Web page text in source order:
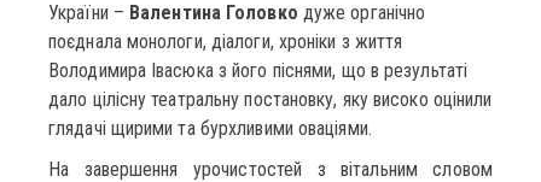
України – Валентина Головко дуже органічно
поєднала монологи, діалоги, хроніки з життя
Володимира Івасюка з його піснями, що в результаті
дало цілісну театральну постановку, яку високо оцінили
глядачі щирими та бурхливими оваціями.
На завершення урочистостей з вітальним словом